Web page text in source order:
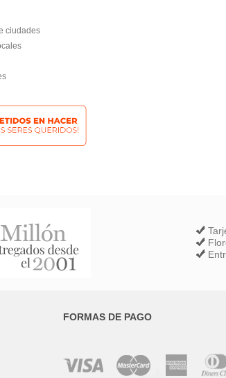
ciudades
FORMAS DE PAGO